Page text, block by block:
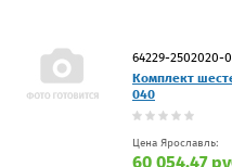
64229-2502020-
Комплект
040
Цена Ярославль:
60 054.47